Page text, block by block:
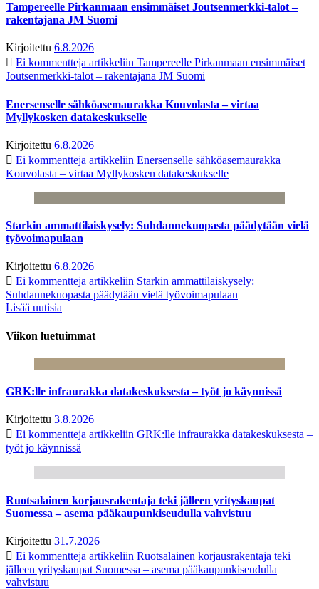
Tampereelle Pirkanmaan ensimmäiset Joutsenmerkki-talot –
rakentajana JM Suomi
Kirjoitettu 6.8.2026
Ei kommentteja artikkeliin Tampereelle Pirkanmaan ensimmäiset
Joutsenmerkki-talot – rakentajana JM Suomi
Enersenselle sähköasemaurakka Kouvolasta – virtaa
Myllykosken datakeskukselle
Kirjoitettu 6.8.2026
Ei kommentteja artikkeliin Enersenselle sähköasemaurakka
Kouvolasta – virtaa Myllykosken datakeskukselle
Starkin ammattilaiskysely: Suhdannekuopasta päädytään vielä
työvoimapulaan
Kirjoitettu 6.8.2026
Ei kommentteja artikkeliin Starkin ammattilaiskysely:
Suhdannekuopasta päädytään vielä työvoimapulaan
Lisää uutisia
Viikon luetuimmat
GRK:lle infraurakka datakeskuksesta – työt jo käynnissä
Kirjoitettu 3.8.2026
Ei kommentteja artikkeliin GRK:lle infraurakka datakeskuksesta –
työt jo käynnissä
Ruotsalainen korjausrakentaja teki jälleen yrityskaupat
Suomessa – asema pääkaupunkiseudulla vahvistuu
Kirjoitettu 31.7.2026
Ei kommentteja artikkeliin Ruotsalainen korjausrakentaja teki
jälleen yrityskaupat Suomessa – asema pääkaupunkiseudulla
vahvistuu